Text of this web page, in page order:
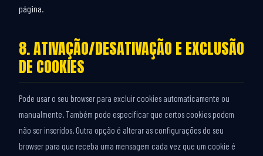
página.
8. ATIVAÇÃO/DESATIVAÇÃO E EXCLUSÃO
DE COOKIES
Pode usar o seu browser para excluir cookies automaticamente ou
manualmente. Também pode especificar que certos cookies podem
não ser inseridos. Outra opção é alterar as configurações do seu
browser para que receba uma mensagem cada vez que um cookie é